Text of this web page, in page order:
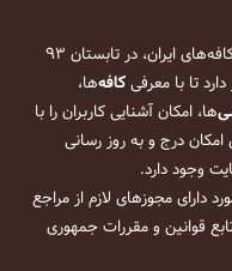
کافه‌یاب به عنوان مرجع معرفی و اطلاع‌رسانی کافه‌های ایران، در تابستان ۹۳
تا با معرفیکافه‌ها،
‌ها، امکان آشنایی کاربران را با
درج و به روز رسانی
وجود دارد.
مجوزهای لازم از مراجع
قوانین و مقررات جمهوری